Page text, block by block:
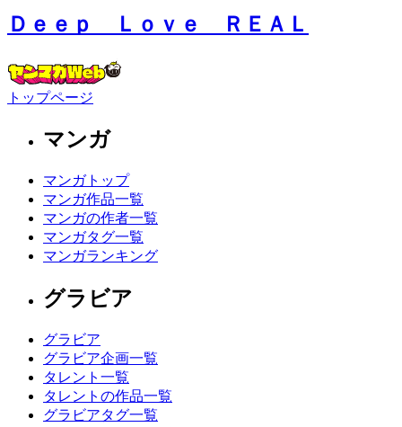
Ｄｅｅｐ Ｌｏｖｅ ＲＥＡＬ
トップページ
マンガ
マンガトップ
マンガ作品一覧
マンガの作者一覧
マンガタグ一覧
マンガランキング
グラビア
グラビア
グラビア企画一覧
タレント一覧
タレントの作品一覧
グラビアタグ一覧